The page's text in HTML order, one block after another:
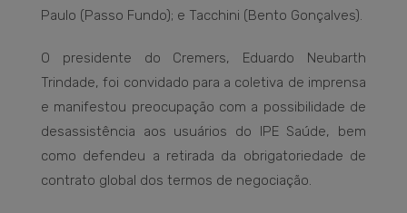
Paulo (Passo Fundo); e Tacchini (Bento Gonçalves).
O presidente do Cremers, Eduardo Neubarth
Trindade, foi convidado para a coletiva de imprensa
e manifestou preocupação com a possibilidade de
desassistência aos usuários do IPE Saúde, bem
como defendeu a retirada da obrigatoriedade de
contrato global dos termos de negociação.